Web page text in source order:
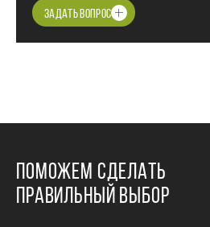
ЗАДАТЬ ВОПРОС
ПОМОЖЕМ СДЕЛАТЬ
ПРАВИЛЬНЫЙ ВЫБОР